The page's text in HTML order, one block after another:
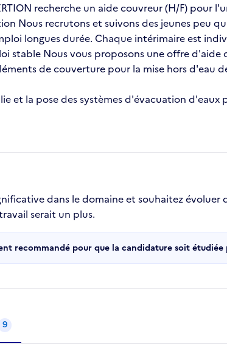
recherche un aide couvreur (H/F) pour
Nous recrutons et suivons des jeunes peu
longues durée. Chaque intérimaire est
stable Nous vous proposons une offre d'aide
de couverture pour la mise hors
et la pose des systèmes d'évacuation d'eaux
dans le domaine et souhaitez évoluer
serait un plus.
recommandé pour que la candidature soit étudiée
9